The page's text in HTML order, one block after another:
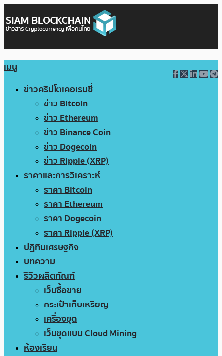
เมนู
ข่าวคริปโตเคอเรนซี่
ข่าว Bitcoin
ข่าว Ethereum
ข่าว Binance Coin
ข่าว Dogecoin
ข่าว Ripple (XRP)
ราคาและการวิเคราะห์
ราคา Bitcoin
ราคา Ethereum
ราคา Dogecoin
ราคา Ripple (XRP)
ปฏิทินเศรษฐกิจ
บทความ
รีวิวผลิตภัณฑ์
เว็บซื้อขาย
กระเป๋าเก็บเหรียญ
เครื่องขุด
เว็บขุดแบบ Cloud Mining
ห้องเรียน